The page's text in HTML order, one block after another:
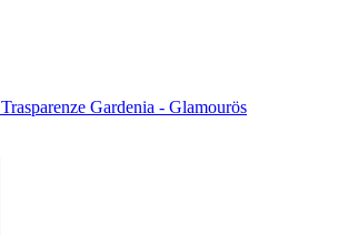
Trasparenze Gardenia - Glamourös